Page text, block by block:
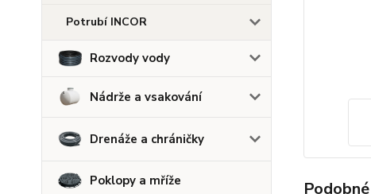
Potrubí INCOR
Rozvody vody
Nádrže a vsakování
Drenáže a chráničky
Poklopy a mříže